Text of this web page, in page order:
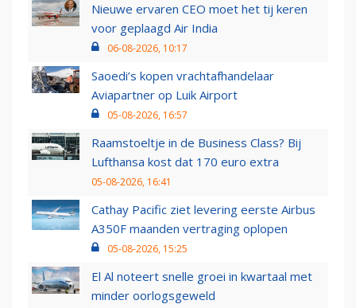
Nieuwe ervaren CEO moet het tij keren
voor geplaagd Air India
06-08-2026, 10:17
Saoedi’s kopen vrachtafhandelaar
Aviapartner op Luik Airport
05-08-2026, 16:57
Raamstoeltje in de Business Class? Bij
Lufthansa kost dat 170 euro extra
05-08-2026, 16:41
Cathay Pacific ziet levering eerste Airbus
A350F maanden vertraging oplopen
05-08-2026, 15:25
El Al noteert snelle groei in kwartaal met
minder oorlogsgeweld